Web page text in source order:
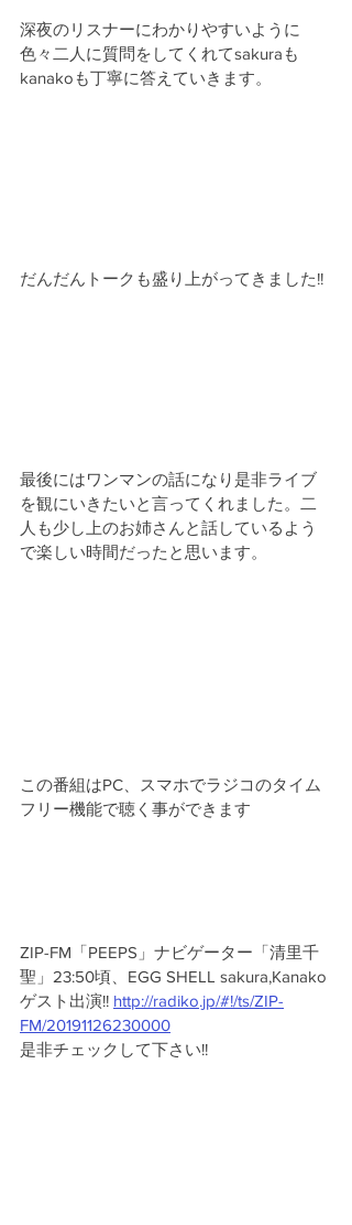
深夜のリスナーにわかりやすいように
色々二人に質問をしてくれてsakuraも
kanakoも丁寧に答えていきます。
だんだんトークも盛り上がってきました!!
最後にはワンマンの話になり是非ライブ
を観にいきたいと言ってくれました。二
人も少し上のお姉さんと話しているよう
で楽しい時間だったと思います。
この番組はPC、スマホでラジコのタイム
フリー機能で聴く事ができます
ZIP-FM「PEEPS」ナビゲーター「清里千
聖」23:50頃、EGG SHELL sakura,Kanako
ゲスト出演!! http://radiko.jp/#!/ts/ZIP-
FM/20191126230000
是非チェックして下さい!!